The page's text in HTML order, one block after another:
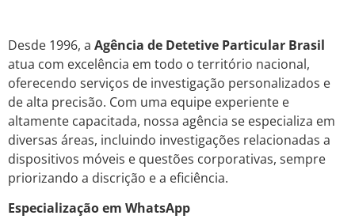
Desde 1996, a Agência de Detetive Particular Brasil
atua com excelência em todo o território nacional,
oferecendo serviços de investigação personalizados e
de alta precisão. Com uma equipe experiente e
altamente capacitada, nossa agência se especializa em
diversas áreas, incluindo investigações relacionadas a
dispositivos móveis e questões corporativas, sempre
priorizando a discrição e a eficiência.
Especialização em WhatsApp